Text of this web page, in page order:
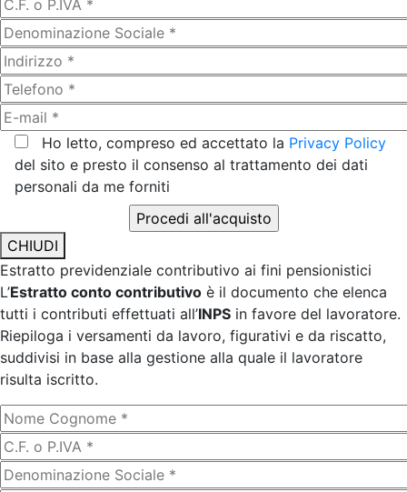
Ho letto, compreso ed accettato la Privacy Policy
del sito e presto il consenso al trattamento dei dati
personali da me forniti
CHIUDI
Estratto previdenziale contributivo ai fini pensionistici
L’Estratto conto contributivo è il documento che elenca
tutti i contributi effettuati all’INPS in favore del lavoratore.
Riepiloga i versamenti da lavoro, figurativi e da riscatto,
suddivisi in base alla gestione alla quale il lavoratore
risulta iscritto.